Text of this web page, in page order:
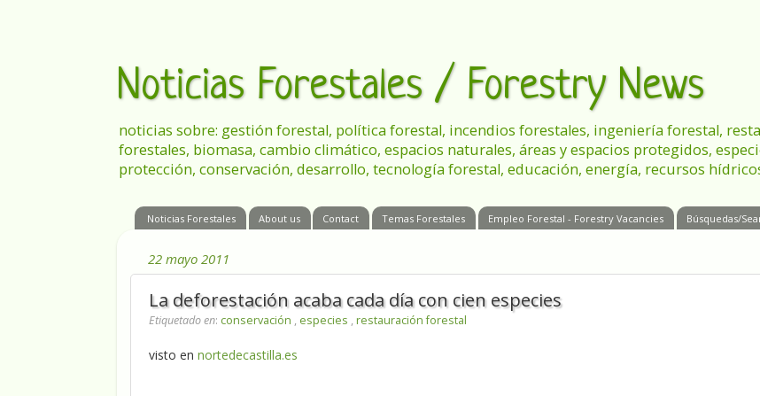
Noticias Forestales / Forestry News
noticias sobre: gestión forestal, política forestal, incendios forestales, ingeniería forestal,
forestales, biomasa, cambio climático, espacios naturales, áreas y espacios protegidos,
protección, conservación, desarrollo, tecnología forestal, educación, energía, recursos
Noticias Forestales About us Contact Temas Forestales Empleo Forestal - Forestry Vacancies Búsquedas/
22 mayo 2011
La deforestación acaba cada día con cien especies
Etiquetado en: conservación , especies , restauración forestal
visto en nortedecastilla.es